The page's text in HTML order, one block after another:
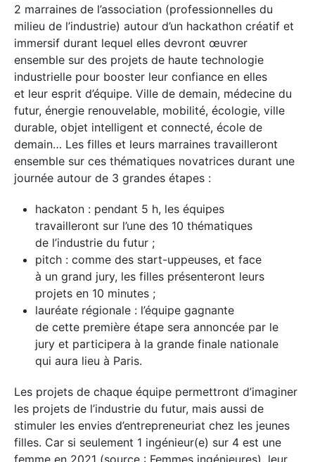
2 marraines de l’association (professionnelles du
milieu de l’industrie) autour d’un hackathon créatif et
immersif durant lequel elles devront œuvrer
ensemble sur des projets de haute technologie
industrielle pour booster leur confiance en elles
et leur esprit d’équipe. Ville de demain, médecine du
futur, énergie renouvelable, mobilité, écologie, ville
durable, objet intelligent et connecté, école de
demain… Les filles et leurs marraines travailleront
ensemble sur ces thématiques novatrices durant une
journée autour de 3 grandes étapes :
hackaton : pendant 5 h, les équipes
travailleront sur l’une des 10 thématiques
de l’industrie du futur ;
pitch : comme des start-uppeuses, et face
à un grand jury, les filles présenteront leurs
projets en 10 minutes ;
lauréate régionale : l’équipe gagnante
de cette première étape sera annoncée par le
jury et participera à la grande finale nationale
qui aura lieu à Paris.
Les projets de chaque équipe permettront d’imaginer
les projets de l’industrie du futur, mais aussi de
stimuler les envies d’entrepreneuriat chez les jeunes
filles. Car si seulement 1 ingénieur(e) sur 4 est une
femme en 2021 (source : Femmes ingénieures), leur